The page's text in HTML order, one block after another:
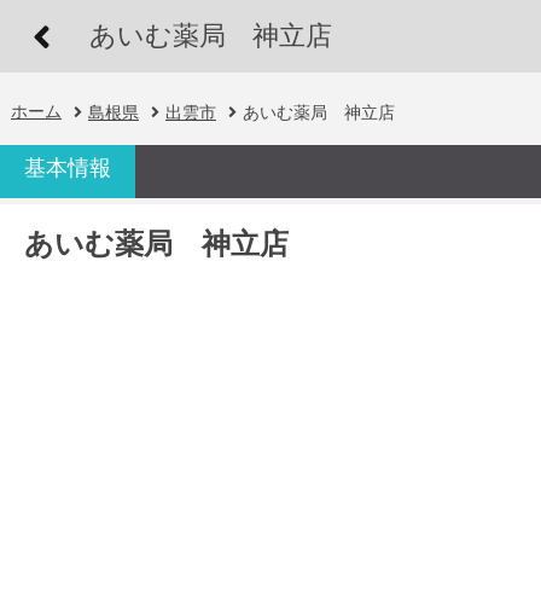
あいむ薬局 神立店
ホーム 島根県 出雲市 あいむ薬局 神立店
基本情報
あいむ薬局 神立店